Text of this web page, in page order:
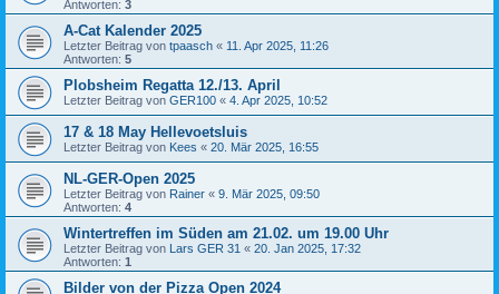
Antworten: 3
A-Cat Kalender 2025
Letzter Beitrag von tpaasch « 11. Apr 2025, 11:26
Antworten: 5
Plobsheim Regatta 12./13. April
Letzter Beitrag von GER100 « 4. Apr 2025, 10:52
17 & 18 May Hellevoetsluis
Letzter Beitrag von Kees « 20. Mär 2025, 16:55
NL-GER-Open 2025
Letzter Beitrag von Rainer « 9. Mär 2025, 09:50
Antworten: 4
Wintertreffen im Süden am 21.02. um 19.00 Uhr
Letzter Beitrag von Lars GER 31 « 20. Jan 2025, 17:32
Antworten: 1
Bilder von der Pizza Open 2024